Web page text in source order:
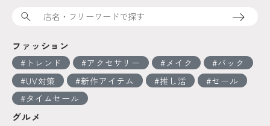
検索
ファッション
トレンド アクセサリー メイク
バック
UV対策
新作アイテム 推し活
セール
タイムセール
グルメ